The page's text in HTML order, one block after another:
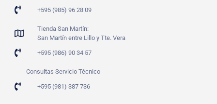
+595 (985) 96 28 09
Tienda San Martín:
San Martín entre Lillo y Tte. Vera
+595 (986) 90 34 57
Consultas Servicio Técnico
+595 (981) 387 736